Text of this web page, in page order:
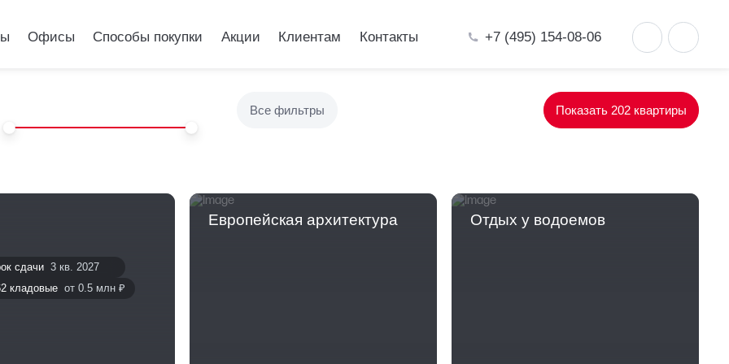
Офисы Способы покупки Акции Клиентам Контакты +7 (495) 154-08-06
сдачи 3 кв. 2027
кладовые от 0.5 млн ₽
Все фильтры Показать 202 квартиры
Европейская архитектура Отдых у водоемов